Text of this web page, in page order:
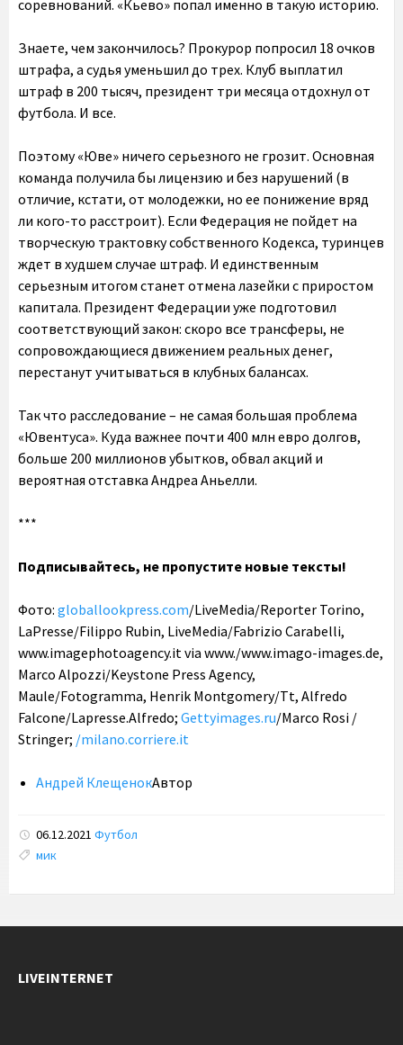
соревнований. «Кьево» попал именно в такую историю.
Знаете, чем закончилось? Прокурор попросил 18 очков
штрафа, а судья уменьшил до трех. Клуб выплатил
штраф в 200 тысяч, президент три месяца отдохнул от
футбола. И все.
Поэтому «Юве» ничего серьезного не грозит. Основная
команда получила бы лицензию и без нарушений (в
отличие, кстати, от молодежки, но ее понижение вряд
ли кого-то расстроит). Если Федерация не пойдет на
творческую трактовку собственного Кодекса, туринцев
ждет в худшем случае штраф. И единственным
серьезным итогом станет отмена лазейки с приростом
капитала. Президент Федерации уже подготовил
соответствующий закон: скоро все трансферы, не
сопровождающиеся движением реальных денег,
перестанут учитываться в клубных балансах.
Так что расследование – не самая большая проблема
«Ювентуса». Куда важнее почти 400 млн евро долгов,
больше 200 миллионов убытков, обвал акций и
вероятная отставка Андреа Аньелли.
***
Подписывайтесь, не пропустите новые тексты!
Фото: globallookpress.com/LiveMedia/Reporter Torino,
LaPresse/Filippo Rubin, LiveMedia/Fabrizio Carabelli,
www.imagephotoagency.it via www./www.imago-images.de,
Marco Alpozzi/Keystone Press Agency,
Maule/Fotogramma, Henrik Montgomery/Tt, Alfredo
Falcone/Lapresse.Alfredo; Gettyimages.ru/Marco Rosi /
Stringer; /milano.corriere.it
Андрей КлещенокАвтор
06.12.2021 Футбол
Tags:
мик
LIVEINTERNET